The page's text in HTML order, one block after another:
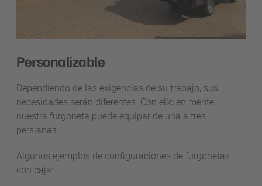
Personalizable
Dependiendo de las exigencias de su trabajo, sus
necesidades serán diferentes. Con ello en mente,
nuestra furgoneta puede equipar de una a tres
persianas.
Algunos ejemplos de configuraciones de furgonetas
con caja: